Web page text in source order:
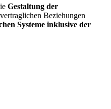
Gestaltung der
Beziehungen
Systeme inklusive der